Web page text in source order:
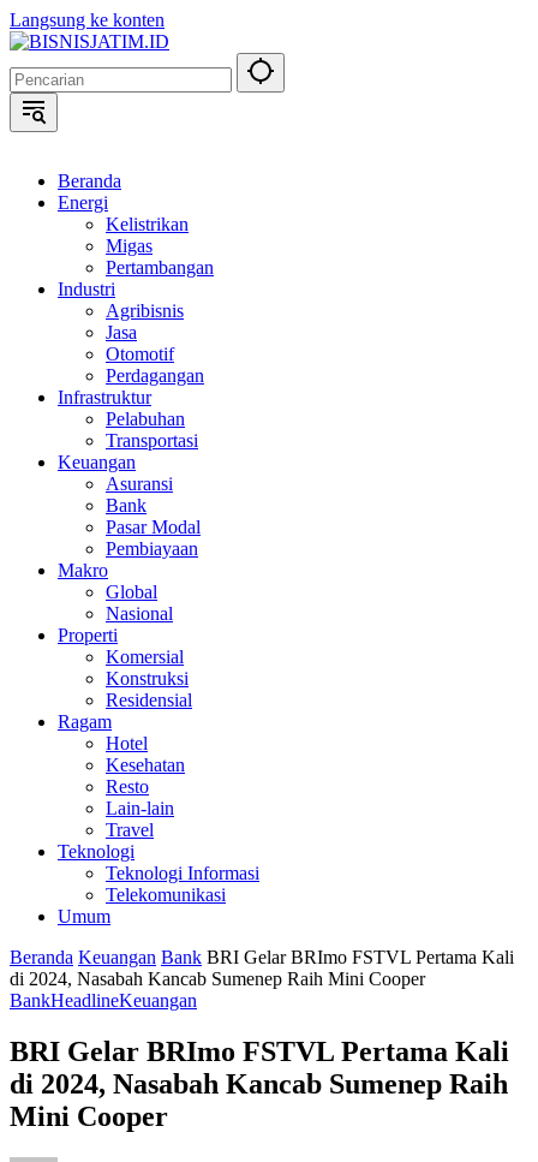
Langsung ke konten
Beranda
Energi
Kelistrikan
Migas
Pertambangan
Industri
Agribisnis
Jasa
Otomotif
Perdagangan
Infrastruktur
Pelabuhan
Transportasi
Keuangan
Asuransi
Bank
Pasar Modal
Pembiayaan
Makro
Global
Nasional
Properti
Komersial
Konstruksi
Residensial
Ragam
Hotel
Kesehatan
Resto
Lain-lain
Travel
Teknologi
Teknologi Informasi
Telekomunikasi
Umum
Beranda Keuangan Bank BRI Gelar BRImo FSTVL Pertama Kali
di 2024, Nasabah Kancab Sumenep Raih Mini Cooper
BankHeadlineKeuangan
BRI Gelar BRImo FSTVL Pertama Kali
di 2024, Nasabah Kancab Sumenep Raih
Mini Cooper